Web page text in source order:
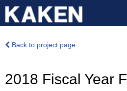
Back to project page
2018 Fiscal Year